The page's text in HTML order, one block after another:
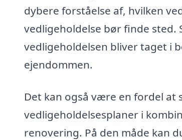
dybere forståelse af, hvilken
vedligeholdelse bør finde sted.
vedligeholdelsen bliver taget i
ejendommen.
Det kan også være en fordel at
vedligeholdelsesplaner i
renovering. På den måde kan